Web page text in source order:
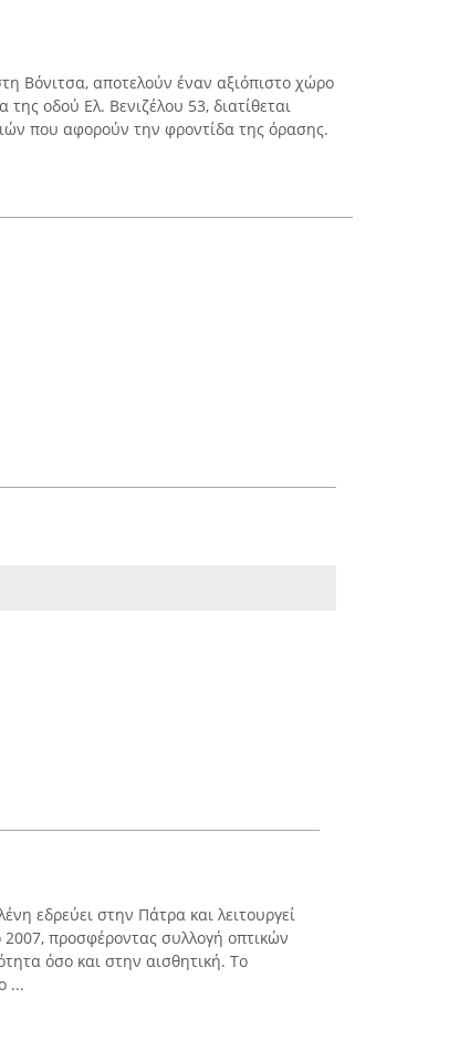
Βόνιτσα, αποτελούν έναν αξιόπιστο χώρο
οδού Ελ. Βενιζέλου 53, διατίθεται
που αφορούν την φροντίδα της όρασης.
εδρεύει στην Πάτρα και λειτουργεί
προσφέροντας συλλογή οπτικών
όσο και στην αισθητική. Το
...